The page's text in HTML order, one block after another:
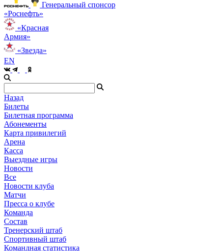
Генеральный спонсор
«Роснефть»
«Красная
Армия»
«Звезда»
EN
Назад
Билеты
Билетная программа
Абонементы
Карта привилегий
Арена
Касса
Выездные игры
Новости
Все
Новости клуба
Матчи
Пресса о клубе
Команда
Состав
Тренерский штаб
Спортивный штаб
Командная статистика